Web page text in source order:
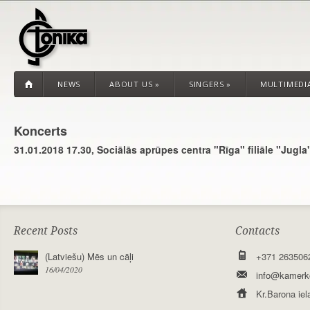
NEWS ABOUT US » SINGERS »
Koncerts
31.01.2018 17.30, Sociālās aprūpes centra "Rīga" filiāle
Recent Posts
(Latviešu) Mēs un cāļi
16/04/2020
Contacts
+371
Kr.Barona